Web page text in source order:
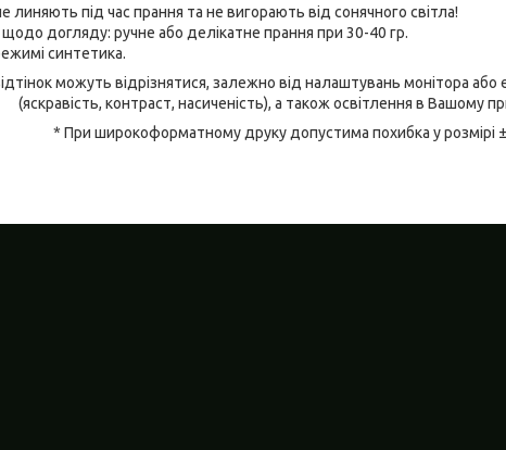
линяють під час прання та не вигорають від сонячного світла!
щодо догляду: ручне або делікатне прання при 30-40 гр.
синтетика.
можуть відрізнятися, залежно від налаштувань монітора
(яскравість, контраст, насиченість), а також освітлення в Вашому
* При широкоформатному друку допустима похибка у розмірі